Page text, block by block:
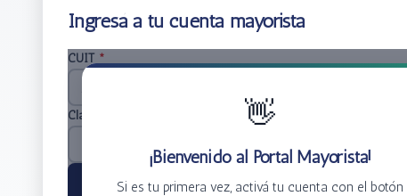
Ingresá a tu cuenta mayorista
👋
¡Bienvenido al Portal Mayorista!
Si es tu primera vez, activá tu cuenta con el botón
CUIT *
Clave
Ingresar